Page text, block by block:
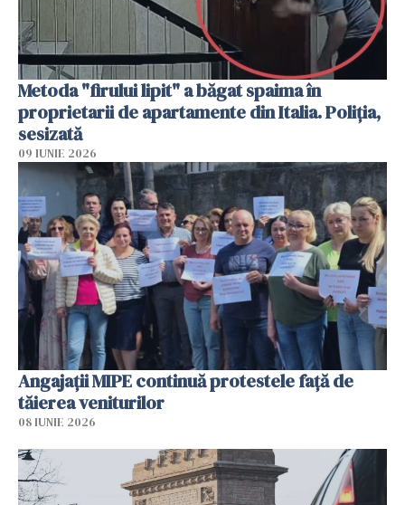
Metoda "firului lipit" a băgat spaima în
proprietarii de apartamente din Italia. Poliția,
sesizată
09 IUNIE 2026
Angajaţii MIPE continuă protestele faţă de
tăierea veniturilor
08 IUNIE 2026